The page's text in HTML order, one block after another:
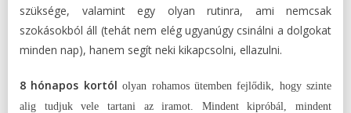
szüksége, valamint egy olyan rutinra, ami nemcsak
szokásokból áll (tehát nem elég ugyanúgy csinálni a dolgokat
minden nap), hanem segít neki kikapcsolni, ellazulni.
8 hónapos kortól olyan rohamos ütemben fejlődik, hogy szinte
alig tudjuk vele tartani az iramot. Mindent kipróbál, mindent